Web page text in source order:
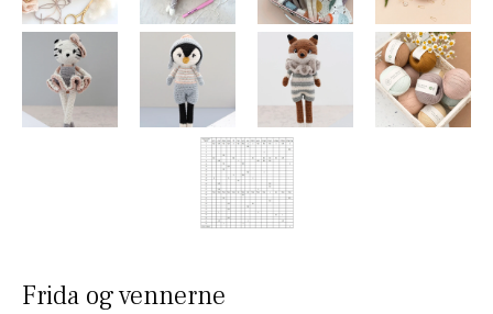
Frida og vennerne